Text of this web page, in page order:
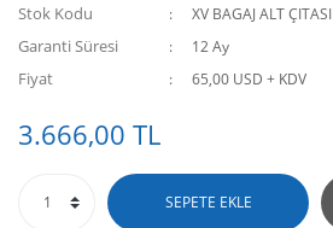
Stok Kodu XV BAGAJ ALT ÇITASI
Garanti Süresi 12 Ay
Fiyat 65,00 USD + KDV
3.666,00 TL
SEPETE EKLE